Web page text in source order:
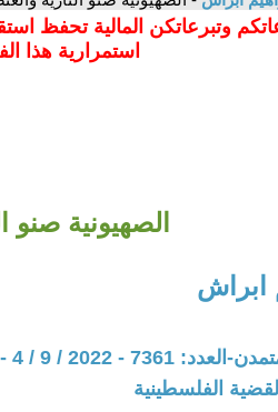
وتبرعاتكن المالية تحفظ
استمرارية هذا
الصهيونية صنو
ابراش
7361 - 2022 / 9 / 4 - 16:03
الفلسطينية